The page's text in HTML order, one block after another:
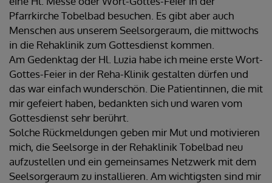
Pfarrkirche Tobelbad besuchen. Es gibt aber auch
Menschen aus unserem Seelsorgeraum, die mittwochs
in die Rehaklinik zum Gottesdienst kommen.
Am Gedenktag der Hl. Luzia habe ich meine erste Wort-
Gottes-Feier in der Reha-Klinik gestalten dürfen und
das war einfach wunderschön. Die Patientinnen, die mit
mir gefeiert haben, bedankten sich und waren vom
Gottesdienst sehr berührt.
Solche Rückmeldungen geben mir Mut und motivieren
mich, die Seelsorge in der Rehaklinik Tobelbad neu
aufzustellen und ein gemeinsames Netzwerk mit dem
Seelsorgeraum zu installieren. Am wichtigsten sind mir